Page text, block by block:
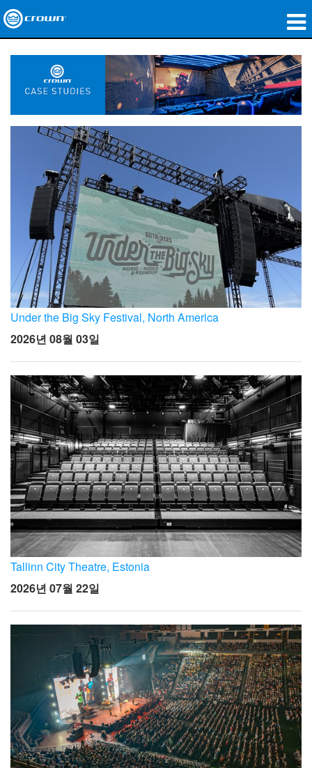
제품
네트워크 오디오
사례 연구
회사 소개
지원
언어/지역
Under the Big Sky Festival, North America
2026년 08월 03일
Tallinn City Theatre, Estonia
2026년 07월 22일